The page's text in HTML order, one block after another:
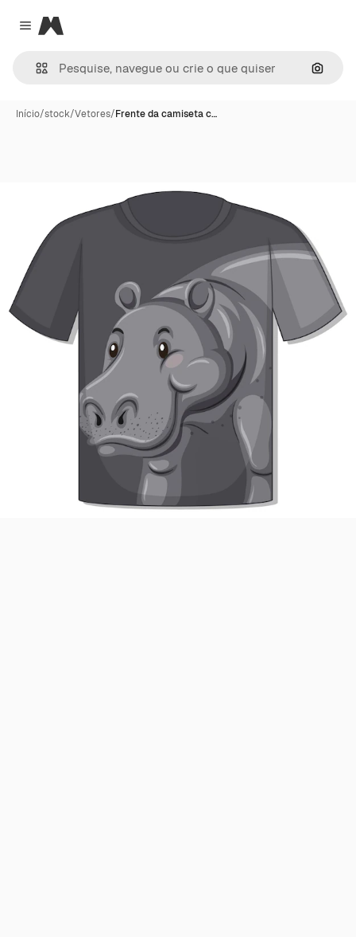
Close menu
Magnific
Início/stock/Vetores/Frente da camiseta c…